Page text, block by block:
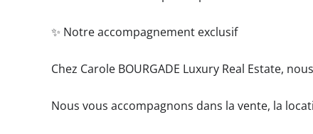
✨ Notre accompagnement exclusif
Chez Carole BOURGADE Luxury Real Estate,
Nous vous accompagnons dans la vente, la